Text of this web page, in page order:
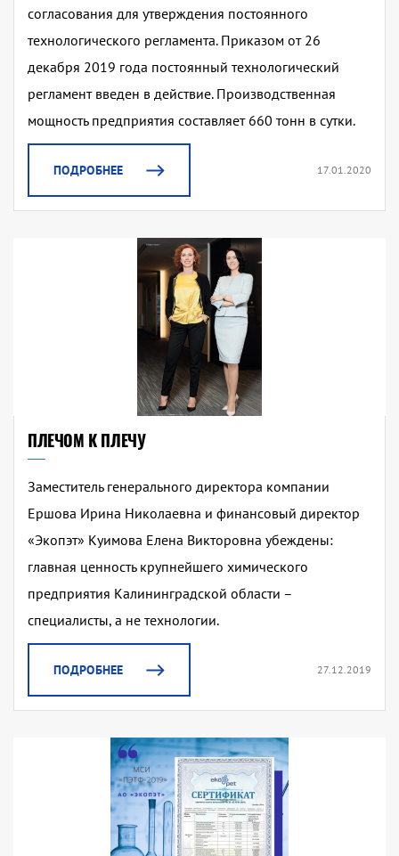
согласования для утверждения постоянного
технологического регламента. Приказом от 26
декабря 2019 года постоянный технологический
регламент введен в действие. Производственная
мощность предприятия составляет 660 тонн в сутки.
ПОДРОБНЕЕ 17.01.2020
ПЛЕЧОМ К ПЛЕЧУ
Заместитель генерального директора компании
Ершова Ирина Николаевна и финансовый директор
«Экопэт» Куимова Елена Викторовна убеждены:
главная ценность крупнейшего химического
предприятия Калининградской области –
специалисты, а не технологии.
ПОДРОБНЕЕ 27.12.2019